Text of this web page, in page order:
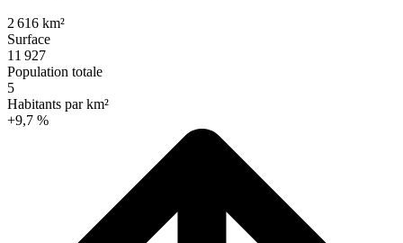
2 616 km²
Surface
11 927
Population totale
5
Habitants par km²
+9,7 %